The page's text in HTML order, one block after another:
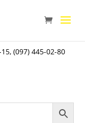
15,(097) 445-02-80